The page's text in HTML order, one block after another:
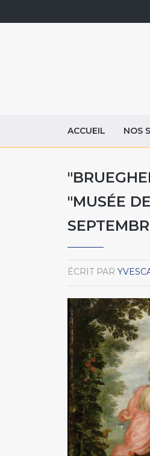
ACCUEIL NOS
"MUSÉE
ÉCRIT PAR